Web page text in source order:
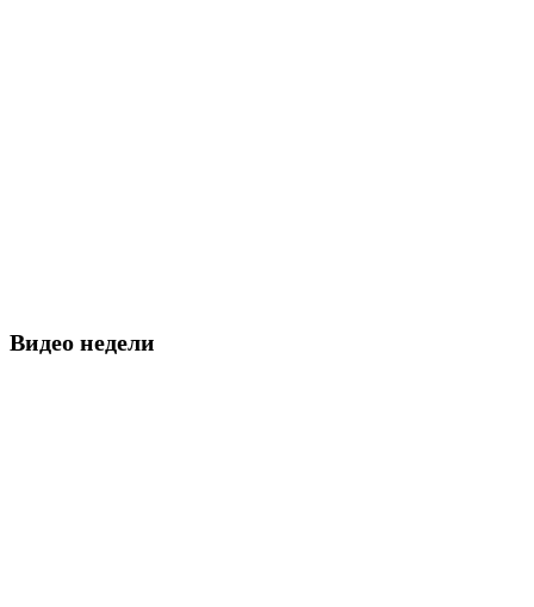
Видео недели